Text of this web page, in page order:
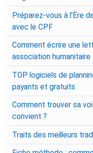
Préparez-vous à l'Ère
avec le CPF
Comment écrire une
association humanitaire
TOP logiciels de
payants et gratuits
Comment trouver sa
convient ?
Traits des meilleurs